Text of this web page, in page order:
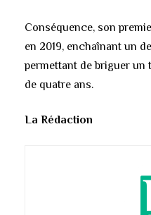
Conséquence, son
en 2019, enchaînant un
permettant de briguer un
de quatre ans.
La Rédaction